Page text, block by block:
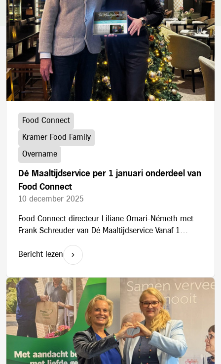
Dé Maaltijdservice per 1 januari onderdeel van
Food Connect
10 december 2025
blog.category_label:
Food Connect
Kramer Food Family
Overname
Food Connect directeur Liliane Omari-Németh met
Frank Schreuder van Dé Maaltijdservice Vanaf 1
Bericht lezen